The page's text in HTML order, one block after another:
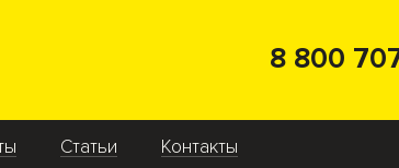
8 800
Статьи Контакты